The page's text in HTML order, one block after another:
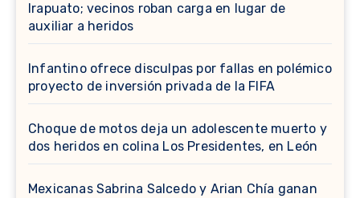
Irapuato; vecinos roban carga en lugar de
auxiliar a heridos
Infantino ofrece disculpas por fallas en polémico
proyecto de inversión privada de la FIFA
Choque de motos deja un adolescente muerto y
dos heridos en colina Los Presidentes, en León
Mexicanas Sabrina Salcedo y Arian Chía ganan